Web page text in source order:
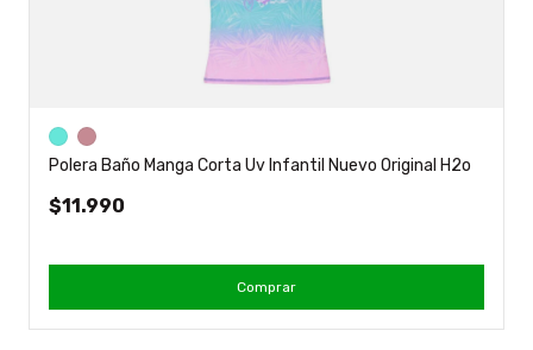
Polera Baño Manga Corta Uv Infantil Nuevo Original H2o
$11.990
Comprar